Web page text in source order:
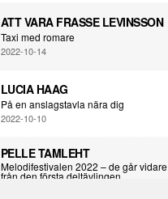
ATT VARA FRASSE LEVINSSON
Taxi med romare
2022-10-14
LUCIA HAAG
På en anslagstavla nära dig
2022-10-10
PELLE TAMLEHT
Melodifestivalen 2022 – de går vidare
från den första deltävlingen